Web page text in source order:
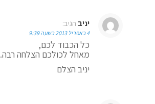
יניב הגיב:
4 באפריל 2013 בשעה 9:39
כל הכבוד לכם,
מאחל לכולכם הצלחה רבה.
יניב הצלם